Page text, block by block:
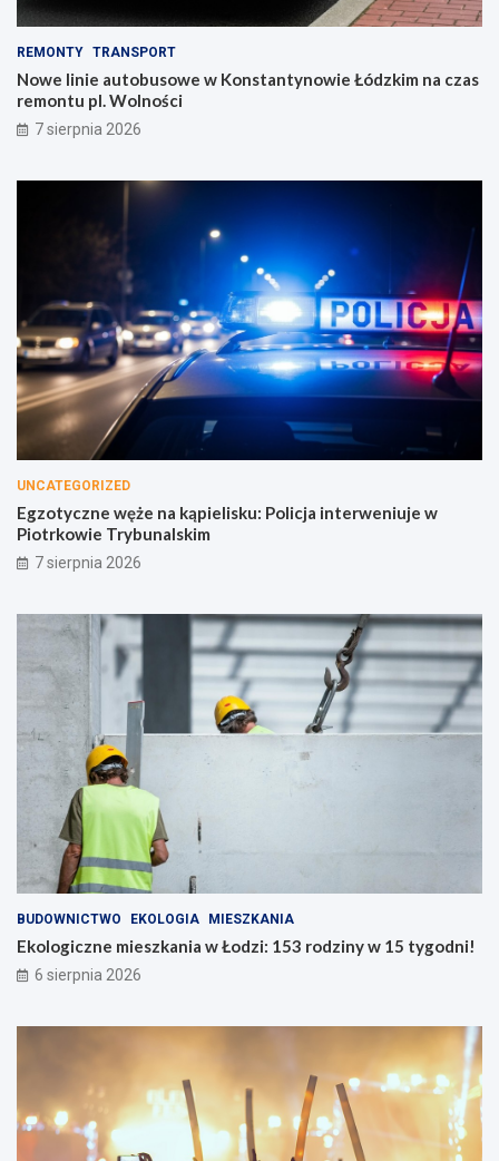
REMONTY TRANSPORT
Nowe linie autobusowe w Konstantynowie Łódzkim na czas
remontu pl. Wolności
7 sierpnia 2026
UNCATEGORIZED
Egzotyczne węże na kąpielisku: Policja interweniuje w
Piotrkowie Trybunalskim
7 sierpnia 2026
BUDOWNICTWO EKOLOGIA MIESZKANIA
Ekologiczne mieszkania w Łodzi: 153 rodziny w 15 tygodni!
6 sierpnia 2026